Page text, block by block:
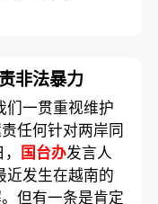
非法暴力
们一贯重视维护
任何针对两岸同
国台办发言人
近发生在越南的
但有一条是肯定